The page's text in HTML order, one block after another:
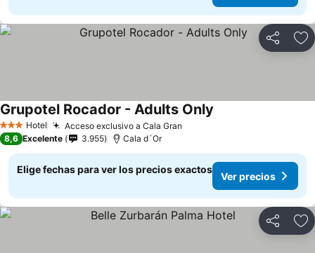
Compartir
3 Estrellas
Hotel Acceso exclusivo a Cala Gran
Grupotel Rocador - Adults Only
8,6 Excelente 3.955 Cala d´Or
Elige fechas para ver los precios exactos
Ver precios
Compartir